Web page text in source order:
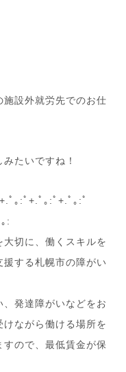
施設外就労先でのお仕
たいですね！
ﾟ｡:ﾟ+.ﾟ｡:ﾟ+.ﾟ｡:ﾟ
:
切に、働くスキルを
する札幌市の障がい
発達障がいなどをお
ながら働ける場所を
ので、最低賃金が保